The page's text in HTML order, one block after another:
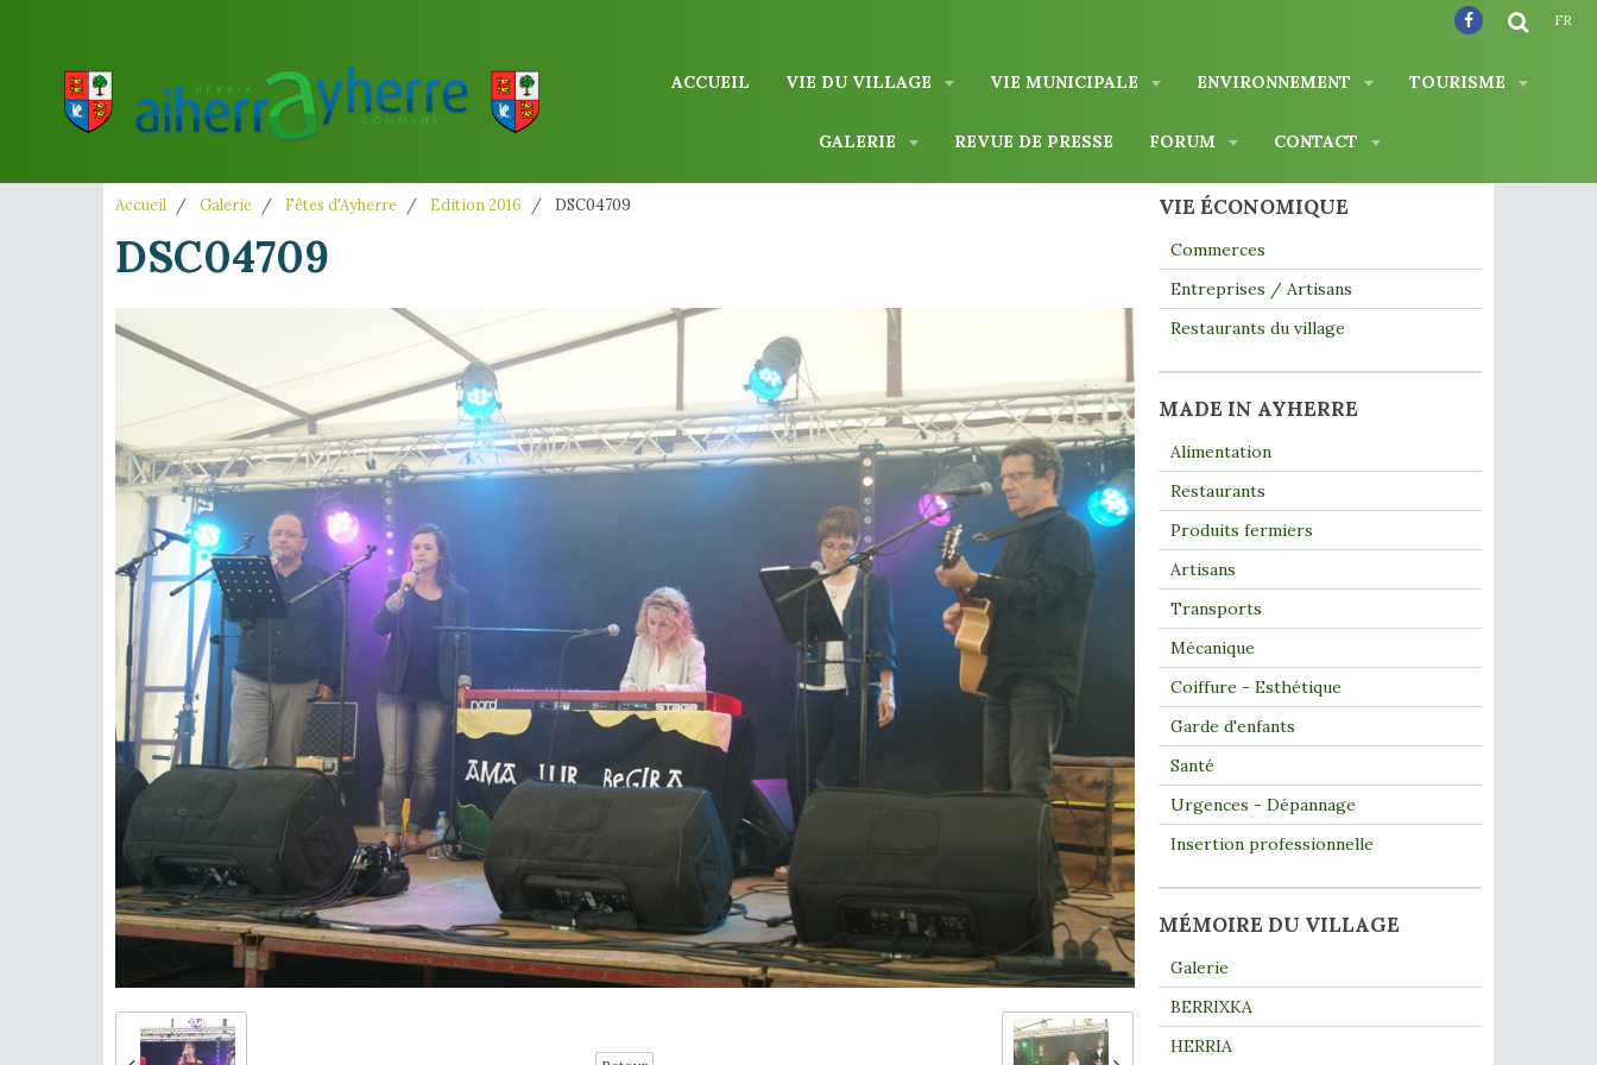
ACCUEIL VIE DU VILLAGE VIE MUNICIPALE ENVIRONNEMENT TOURISME
GALERIE REVUE DE PRESSE FORUM CONTACT
FR
Accueil Galerie Fêtes d'Ayherre Edition 2016 DSC04709
DSC04709
VIE ÉCONOMIQUE
Commerces
Entreprises / Artisans
Restaurants du village
MADE IN AYHERRE
Alimentation
Restaurants
Produits fermiers
Artisans
Transports
Mécanique
Coiffure - Esthétique
Garde d'enfants
Santé
Urgences - Dépannage
Insertion professionnelle
MÉMOIRE DU VILLAGE
Galerie
BERRIXKA
HERRIA